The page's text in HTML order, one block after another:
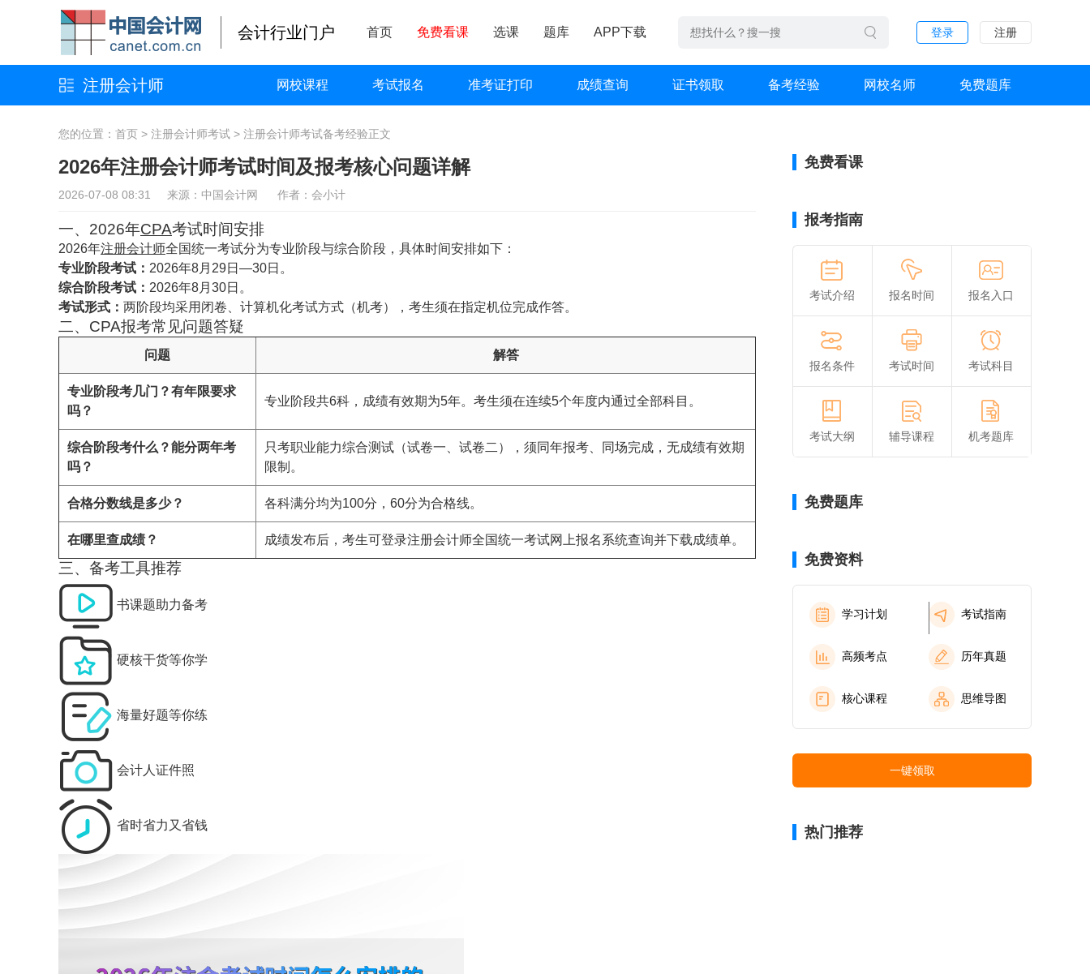
会计行业门户 首页 免费看课 选课 题库 APP下载 登录 注册
注册会计师 网校课程 考试报名 准考证打印 成绩查询 证书领取 备考经验 网校名师 免费题库
您的位置： 首页 > 注册会计师考试 > 注册会计师考试备考经验正文
2026年注册会计师考试时间及报考核心问题详解
2026-07-08 08:31 来源：中国会计网 作者：会小计
一、2026年CPA考试时间安排
2026年注册会计师全国统一考试分为专业阶段与综合阶段，具体时间安排如下：
专业阶段考试： 2026年8月29日—30日。
综合阶段考试： 2026年8月30日。
考试形式： 两阶段均采用闭卷、计算机化考试方式（机考），考生须在指定机位完成作答。
二、CPA报考常见问题答疑
问题 解答
专业阶段考几门？有年限要求
吗？
专业阶段共6科，成绩有效期为5年。考生须在连续5个年度内通过全部科目。
综合阶段考什么？能分两年考
吗？
只考职业能力综合测试（试卷一、试卷二），须同年报考、同场完成，无成绩有效期
限制。
合格分数线是多少？ 各科满分均为100分，60分为合格线。
在哪里查成绩？ 成绩发布后，考生可登录注册会计师全国统一考试网上报名系统查询并下载成绩单。
三、备考工具推荐
书课题助力备考
硬核干货等你学
海量好题等你练
会计人证件照
省时省力又省钱
免费看课
报考指南
考试介绍 报名时间 报名入口
报名条件 考试时间 考试科目
考试大纲 辅导课程 机考题库
免费题库
免费资料
学习计划 考试指南
高频考点 历年真题
核心课程 思维导图
一键领取
热门推荐